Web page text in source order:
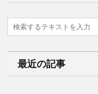
最近の記事